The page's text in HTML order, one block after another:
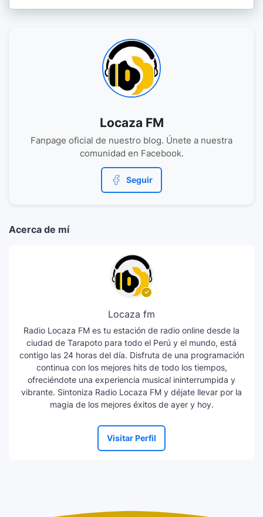
Locaza FM
Fanpage oficial de nuestro blog. Únete a nuestra
comunidad en Facebook.
Seguir
Acerca de mí
Locaza fm
Radio Locaza FM es tu estación de radio online desde la
ciudad de Tarapoto para todo el Perú y el mundo, está
contigo las 24 horas del día. Disfruta de una programación
continua con los mejores hits de todo los tiempos,
ofreciéndote una experiencia musical ininterrumpida y
vibrante. Sintoniza Radio Locaza FM y déjate llevar por la
magia de los mejores éxitos de ayer y hoy.
Visitar Perfil